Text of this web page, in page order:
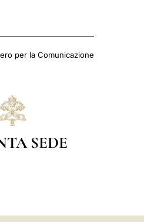
per la Comunicazione
SEDE